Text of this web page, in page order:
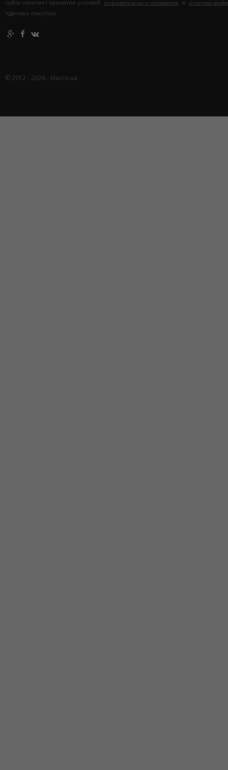
сайта означает принятие условий пользовательского соглашения и политики
Удачных покупок!
© 2012 - 2026 - Macro.ua